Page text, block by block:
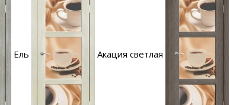
Ель Акация светлая